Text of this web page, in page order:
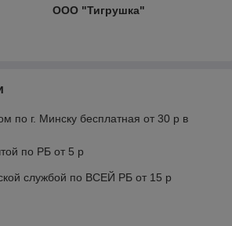
ООО "Тигрушка"
по г. Минску бесплатная от 30 р в
по РБ от 5 р
службой по ВСЕЙ РБ от 15 р